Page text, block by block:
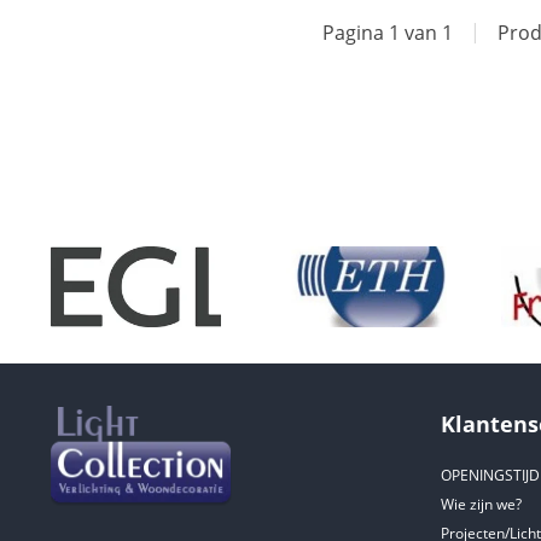
Pagina 1 van 1 |
Wie zijn we?
Projecten/